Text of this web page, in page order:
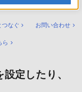
つなぐ お問い合わせ
ら
定したり、